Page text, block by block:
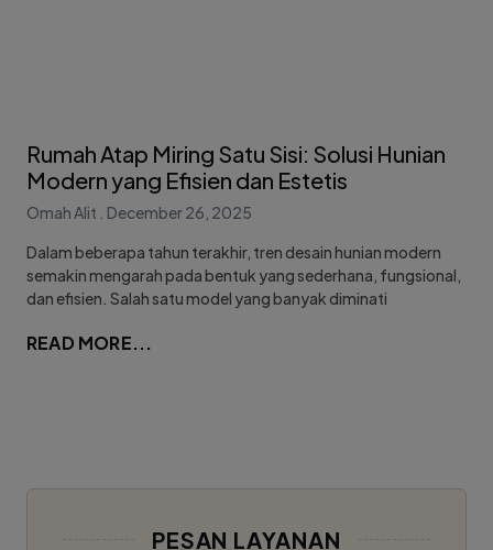
Rumah Atap Miring Satu Sisi: Solusi Hunian
Modern yang Efisien dan Estetis
Omah Alit
December 26, 2025
Dalam beberapa tahun terakhir, tren desain hunian modern
semakin mengarah pada bentuk yang sederhana, fungsional,
dan efisien. Salah satu model yang banyak diminati
READ MORE...
PESAN LAYANAN